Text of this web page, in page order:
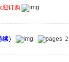
迎订购
） 2